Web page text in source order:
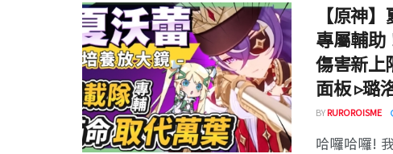
【原神
專屬輔助
傷害新上
面板 ▹璐
BYRUROROISME
哈囉哈囉!